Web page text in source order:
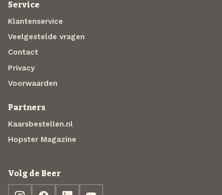
Service
Klantenservice
Veelgestelde vragen
Contact
Privacy
Voorwaarden
Partners
Kaarsbestellen.nl
Hopster Magazine
Volg de Beer